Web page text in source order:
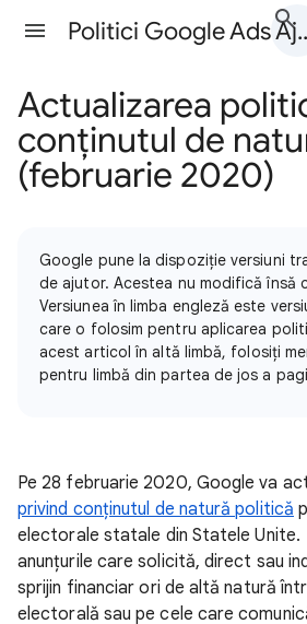
Politici
Actualizarea
conținutul de
(februarie 2020)
Google pune la dispoziție versiuni
de ajutor. Acestea nu modifică însă
Versiunea în limba engleză este
care o folosim pentru aplicarea
acest articol în altă limbă, folosiți
pentru limbă din partea de jos a
Pe 28 februarie 2020, Google va
privind conținutul de natură politică
electorale statale din Statele
anunțurile care solicită, direct sau
sprijin financiar ori de altă natură
electorală sau pe cele care